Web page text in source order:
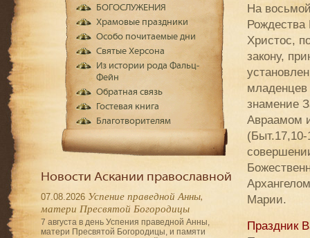
На
Христос,
закону,
младенцев
знамение
Авраамом
Марии.
Праздник
БОГОСЛУЖЕНИЯ
Храмовые праздники
Особо почитаемые дни
Святые Херсона
Из истории рода Фальц-
Фейн
Обратная связь
Гостевая книга
Благотворителям
Новости Аскании православной
07.08.2026 Успение праведной Анны,
матери Пресвятой Богородицы
7 августа в день Успения праведной Анны,
матери Пресвятой Богородицы, и памяти